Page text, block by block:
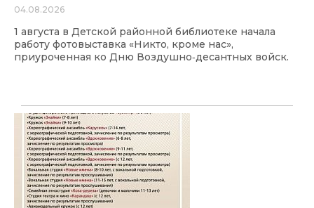
04.08.2026
1 августа в Детской районной библиотеке начала
работу фотовыставка «Никто, кроме нас»,
приуроченная ко Дню Воздушно‑десантных войск.